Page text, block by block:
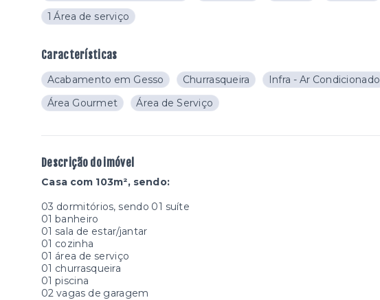
1 Área de serviço
Características
Acabamento em Gesso Churrasqueira Infra - Ar Condicionado
Área Gourmet
Área de Serviço
Descrição do imóvel
Casa com 103m², sendo:
03 dormitórios, sendo 01 suíte
01 banheiro
01 sala de estar/jantar
01 cozinha
01 área de serviço
01 churrasqueira
01 piscina
02 vagas de garagem